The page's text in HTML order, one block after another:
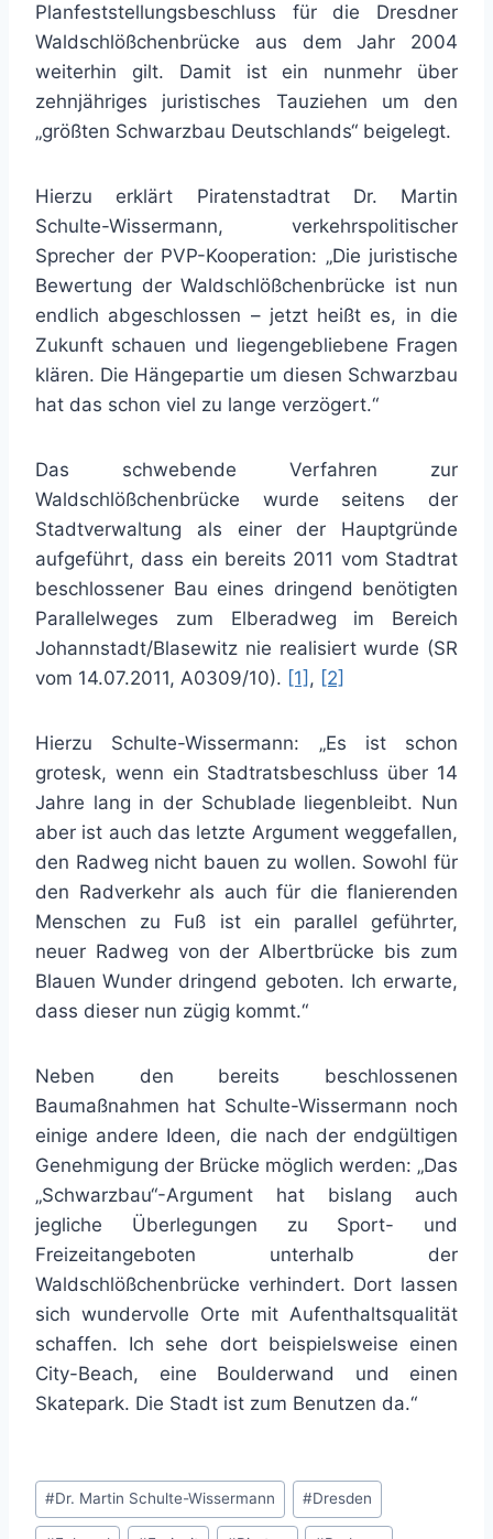
Planfeststellungsbeschluss für die Dresdner
Waldschlößchenbrücke aus dem Jahr 2004
weiterhin gilt. Damit ist ein nunmehr über
zehnjähriges juristisches Tauziehen um den
„größten Schwarzbau Deutschlands“ beigelegt.
Hierzu erklärt Piratenstadtrat Dr. Martin
Schulte-Wissermann, verkehrspolitischer
Sprecher der PVP-Kooperation: „Die juristische
Bewertung der Waldschlößchenbrücke ist nun
endlich abgeschlossen – jetzt heißt es, in die
Zukunft schauen und liegengebliebene Fragen
klären. Die Hängepartie um diesen Schwarzbau
hat das schon viel zu lange verzögert.“
Das schwebende Verfahren zur
Waldschlößchenbrücke wurde seitens der
Stadtverwaltung als einer der Hauptgründe
aufgeführt, dass ein bereits 2011 vom Stadtrat
beschlossener Bau eines dringend benötigten
Parallelweges zum Elberadweg im Bereich
Johannstadt/Blasewitz nie realisiert wurde (SR
vom 14.07.2011, A0309/10). [1] , [2]
Hierzu Schulte-Wissermann: „Es ist schon
grotesk, wenn ein Stadtratsbeschluss über 14
Jahre lang in der Schublade liegenbleibt. Nun
aber ist auch das letzte Argument weggefallen,
den Radweg nicht bauen zu wollen. Sowohl für
den Radverkehr als auch für die flanierenden
Menschen zu Fuß ist ein parallel geführter,
neuer Radweg von der Albertbrücke bis zum
Blauen Wunder dringend geboten. Ich erwarte,
dass dieser nun zügig kommt.“
Neben den bereits beschlossenen
Baumaßnahmen hat Schulte-Wissermann noch
einige andere Ideen, die nach der endgültigen
Genehmigung der Brücke möglich werden: „Das
„Schwarzbau“-Argument hat bislang auch
jegliche Überlegungen zu Sport- und
Freizeitangeboten unterhalb der
Waldschlößchenbrücke verhindert. Dort lassen
sich wundervolle Orte mit Aufenthaltsqualität
schaffen. Ich sehe dort beispielsweise einen
City-Beach, eine Boulderwand und einen
Skatepark. Die Stadt ist zum Benutzen da.“
Schlagworte:
#Dr. Martin Schulte-Wissermann #Dresden